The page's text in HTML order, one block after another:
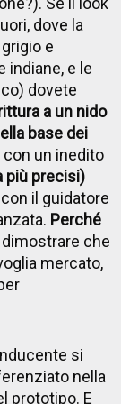
dove la
e
indiane, e le
dovete
a un nido
base dei
con un inedito
più precisi)
il guidatore
Perché
che
mercato,
si
nella
prototipo. E